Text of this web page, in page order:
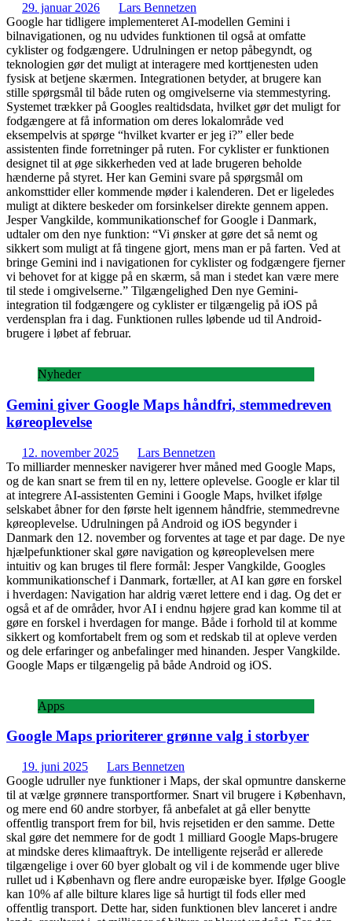
29. januar 2026
Lars Bennetzen
Google har tidligere implementeret AI-modellen Gemini i
bilnavigationen, og nu udvides funktionen til også at omfatte
cyklister og fodgængere. Udrulningen er netop påbegyndt, og
teknologien gør det muligt at interagere med korttjenesten uden
fysisk at betjene skærmen. Integrationen betyder, at brugere kan
stille spørgsmål til både ruten og omgivelserne via stemmestyring.
Systemet trækker på Googles realtidsdata, hvilket gør det muligt for
fodgængere at få information om deres lokalområde ved
eksempelvis at spørge “hvilket kvarter er jeg i?” eller bede
assistenten finde forretninger på ruten. For cyklister er funktionen
designet til at øge sikkerheden ved at lade brugeren beholde
hænderne på styret. Her kan Gemini svare på spørgsmål om
ankomsttider eller kommende møder i kalenderen. Det er ligeledes
muligt at diktere beskeder om forsinkelser direkte gennem appen.
Jesper Vangkilde, kommunikationschef for Google i Danmark,
udtaler om den nye funktion: “Vi ønsker at gøre det så nemt og
sikkert som muligt at få tingene gjort, mens man er på farten. Ved at
bringe Gemini ind i navigationen for cyklister og fodgængere fjerner
vi behovet for at kigge på en skærm, så man i stedet kan være mere
til stede i omgivelserne.” Tilgængelighed Den nye Gemini-
integration til fodgængere og cyklister er tilgængelig på iOS på
verdensplan fra i dag. Funktionen rulles løbende ud til Android-
brugere i løbet af februar.
Nyheder
Gemini giver Google Maps håndfri, stemmedreven
køreoplevelse
12. november 2025
Lars Bennetzen
To milliarder mennesker navigerer hver måned med Google Maps,
og de kan snart se frem til en ny, lettere oplevelse. Google er klar til
at integrere AI-assistenten Gemini i Google Maps, hvilket ifølge
selskabet åbner for den første helt igennem håndfrie, stemmedrevne
køreoplevelse. Udrulningen på Android og iOS begynder i
Danmark den 12. november og forventes at tage et par dage. De nye
hjælpefunktioner skal gøre navigation og køreoplevelsen mere
intuitiv og kan bruges til flere formål: Jesper Vangkilde, Googles
kommunikationschef i Danmark, fortæller, at AI kan gøre en forskel
i hverdagen: Navigation har aldrig været lettere end i dag. Og det er
også et af de områder, hvor AI i endnu højere grad kan komme til at
gøre en forskel i hverdagen for mange. Både i forhold til at komme
sikkert og komfortabelt frem og som et redskab til at opleve verden
og dele erfaringer og anbefalinger med hinanden. Jesper Vangkilde.
Google Maps er tilgængelig på både Android og iOS.
Apps
Google Maps prioriterer grønne valg i storbyer
19. juni 2025
Lars Bennetzen
Google udruller nye funktioner i Maps, der skal opmuntre danskerne
til at vælge grønnere transportformer. Snart vil brugere i København,
og mere end 60 andre storbyer, få anbefalet at gå eller benytte
offentlig transport frem for bil, hvis rejsetiden er den samme. Dette
skal gøre det nemmere for de godt 1 milliard Google Maps-brugere
at mindske deres klimaaftryk. De intelligente rejseråd er allerede
tilgængelige i over 60 byer globalt og vil i de kommende uger blive
rullet ud i København og flere andre europæiske byer. Ifølge Google
kan 10% af alle bilture klares lige så hurtigt til fods eller med
offentlig transport. Dette har, siden funktionen blev lanceret i andre